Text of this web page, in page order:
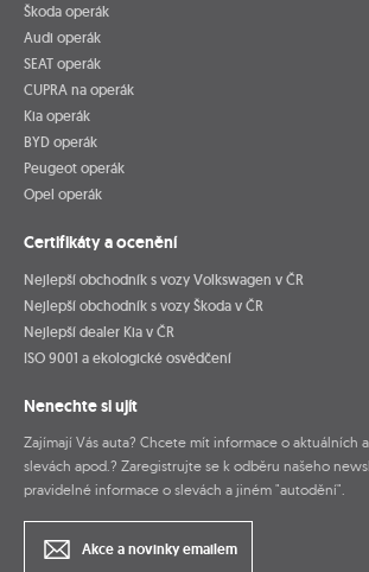
Škoda operák
Audi operák
SEAT operák
CUPRA na operák
Kia operák
BYD operák
Peugeot operák
Opel operák
Certifikáty a ocenění
Nejlepší obchodník s vozy Volkswagen v ČR
Nejlepší obchodník s vozy Škoda v ČR
Nejlepší dealer Kia v ČR
ISO 9001 a ekologické osvědčení
Nenechte si ujít
Zajímají Vás auta? Chcete mít informace o aktuálních
slevách apod.? Zaregistrujte se k odběru našeho
pravidelné informace o slevách a jiném "autodění".
Akce a novinky emailem